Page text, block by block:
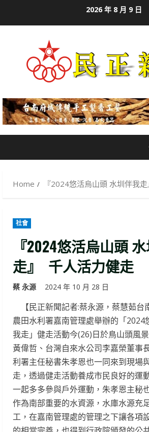
2026 年 8 月 9 日
Home 『2024悠活烏山頭 水圳伴我
社會
『2024悠活烏山頭
走』 千人活力健走
蔡 永源 2024 年 10 月 28 日
【民正新聞記者:蔡永源，蔡慧茹台
農田水利署嘉南管理處舉辦的「2024
我走」健走活動今(26)日於鳥山頭風
黃偉哲、台灣自來水公司李嘉榮董事
利署主任秘書朱孝恩也一同來到現場
走，透過健走活動養成市民良好的運
一起多多參與戶外運動，朱孝恩主秘
作為南部重要的水資源，水庫水源充
工，在嘉南管理處的管理之下讓各項